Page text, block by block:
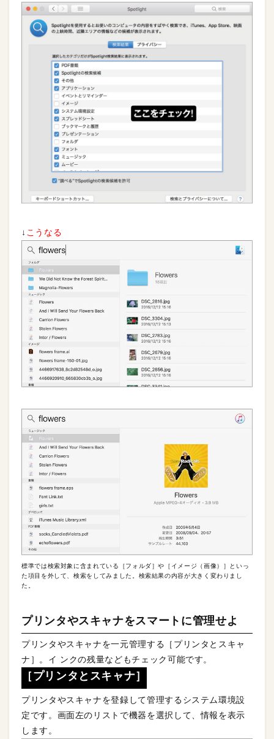
↓ こうなる
標準では検索対象に含まれている［フォルダ］や［イメージ（画像）］といっ
た項目を外して、検索をしてみました。検索結果の内容が大きく変わりまし
た。
プリンタやスキャナをスマートに管理せよ
プリンタやスキャナを一元管理する［プリンタとスキャ
ナ］。イ ンクの残量などもチェック可能です。
［プリンタとスキャナ］
プリンタやスキャナを登録して管理するシステム環境設
定です。画面左のリストで機器を選択して、情報を表示
します。